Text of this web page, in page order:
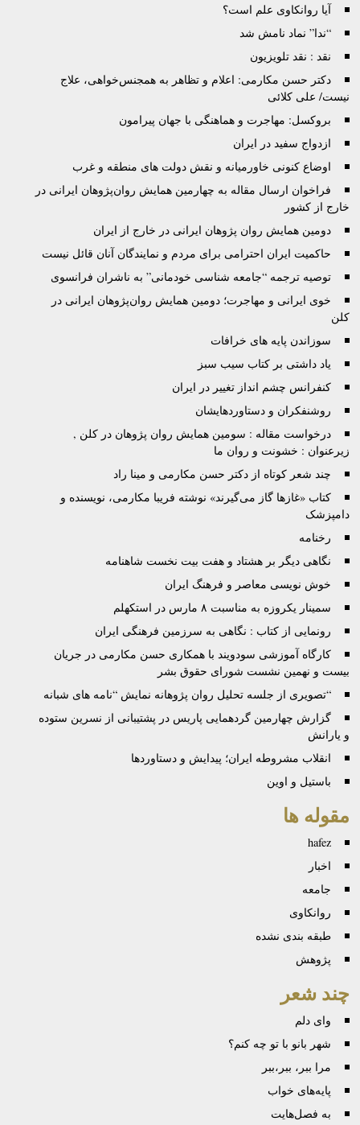
آیا روانکاوی علم است؟
“ندا” نماد نامش شد
نقد : نقد تلويزيون
دکتر حسن مکارمی: اعلام و تظاهر به همجنس‌خواهی، علاج
نیست/ علی کلائی
بروکسل: مهاجرت و هماهنگی با جهان پیرامون
ازدواج سفید در ایران
اوضاع کنونی خاورمیانه و نقش دولت های منطقه و غرب
فراخوان ارسال مقاله به چهارمین همایش روان‌پژوهان ایرانی در
خارج از کشور
دومین همایش روان پژوهان ایرانی در خارج از ایران
حاکمیت ایران احترامی برای مردم و نمایندگان آنان قائل نیست
توصيه ترجمه “جامعه شناسی خودمانی” به ناشران فرانسوی
خوی ایرانی و مهاجرت؛ دومین همایش روان‌پژوهان ایرانی در
کلن
سوزاندن پایه های خرافات
یاد داشتی بر کتاب سیب سبز
کنفرانس چشم انداز تغییر در ایران
روشنفکران و دستاوردهایشان
درخواست مقاله : سومین همایش روان پژوهان در کلن ,
زیرعنوان : خشونت و روان ما
چند شعر کوتاه از دکتر حسن مکارمی و مینا راد
کتاب «غازها گاز می‌گيرند» نوشته فريبا مکارمی، نویسنده و
دامپزشک
رخنامه
نگاهی دیگر بر هشتاد و هفت بیت نخست شاهنامه
خوش نویسی معاصر و فرهنگ ایران
سمینار یکروزه‌ به‌ مناسبت ۸ مارس در استکهلم
رونمایی از کتاب : نگاهی به سرزمین فرهنگی ایران
کارگاه آموزشی سودويند با همکاری حسن مکارمی در جريان
بيست و نهمين نشست شورای حقوق بشر
“تصویری از جلسه تحلیل روان پژوهانه نمایش “نامه های شبانه
گزارش چهارمین گردهمایی پاریس در پشتیبانی از نسرین ستوده
و یارانش
انقلاب مشروطه ایران؛ پیدایش و دستاوردها
باستیل و اوین
مقوله ها
hafez
اخبار
جامعه
روانكاوی
طبقه بندی نشده
پژوهش
چند شعر
وای دلم
شهر بانو با تو چه کنم؟
مرا ببر، ببر،ببر
پایه‌های خواب
به فصل‌هایت